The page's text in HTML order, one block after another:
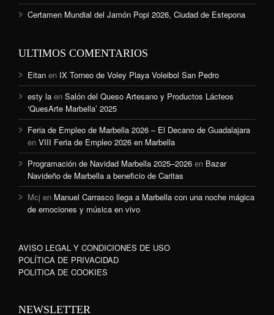
Certamen Mundial del Jamón Popi 2026, Ciudad de Estepona
ULTIMOS COMENTARIOS
Eitan en IX Torneo de Voley Playa Voleibol San Pedro
esty la en Salón del Queso Artesano y Productos Lácteos
‘QuesArte Marbella’ 2025
Feria de Empleo de Marbella 2026 – El Decano de Guadalajara
en VIII Feria de Empleo 2026 en Marbella
Programación de Navidad Marbella 2025–2026 en Bazar
Navideño de Marbella a beneficio de Caritas
Mcj en Manuel Carrasco llega a Marbella con una noche mágica
de emociones y música en vivo
AVISO LEGAL Y CONDICIONES DE USO
POLÍTICA DE PRIVACIDAD
POLITICA DE COOKIES
NEWSLETTER